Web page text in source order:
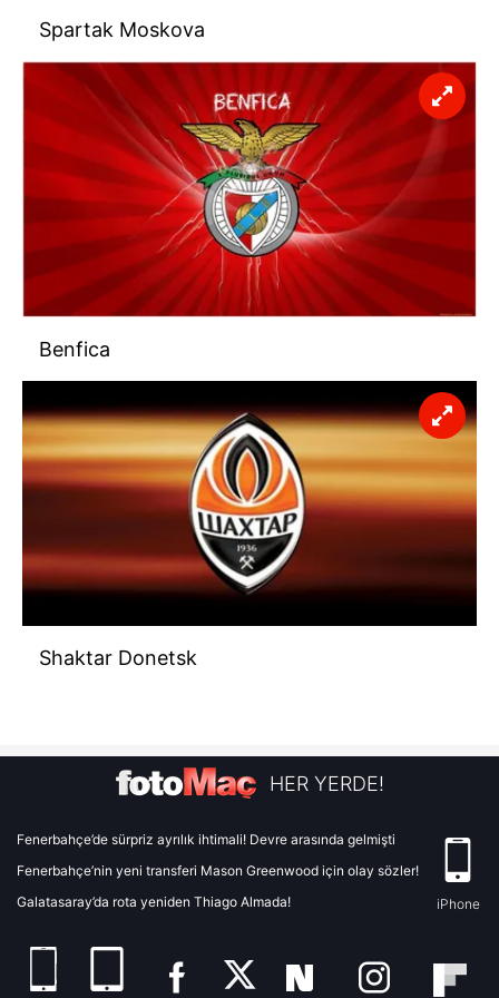
Spartak Moskova
Benfica
Shaktar Donetsk
HER YERDE!
Fenerbahçe’de sürpriz ayrılık ihtimali! Devre arasında gelmişti
Fenerbahçe’nin yeni transferi Mason Greenwood için olay sözler!
Galatasaray’da rota yeniden Thiago Almada!
iPhone